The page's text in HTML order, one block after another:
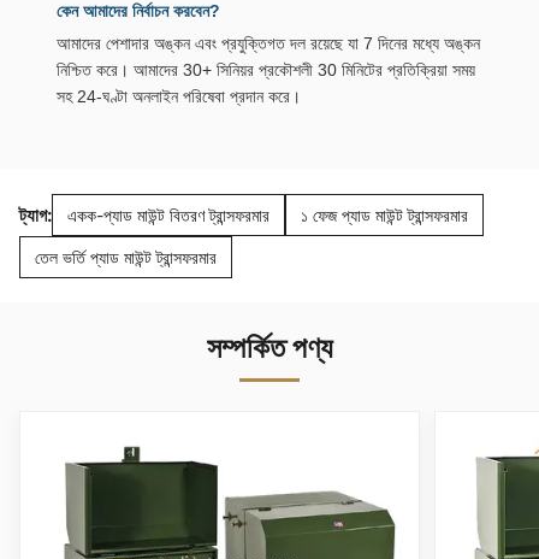
কেন আমাদের নির্বাচন করবেন?
আমাদের পেশাদার অঙ্কন এবং প্রযুক্তিগত দল রয়েছে যা 7 দিনের মধ্যে অঙ্কন
নিশ্চিত করে। আমাদের 30+ সিনিয়র প্রকৌশলী 30 মিনিটের প্রতিক্রিয়া সময়
সহ 24-ঘণ্টা অনলাইন পরিষেবা প্রদান করে।
ট্যাগ: একক-প্যাড মাউন্ট বিতরণ ট্রান্সফরমার ১ ফেজ প্যাড মাউন্ট ট্রান্সফরমার
তেল ভর্তি প্যাড মাউন্ট ট্রান্সফরমার
সম্পর্কিত পণ্য